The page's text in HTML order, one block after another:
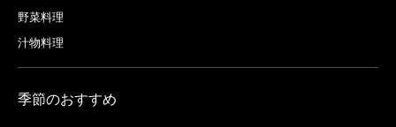
野菜料理
汁物料理
季節のおすすめ